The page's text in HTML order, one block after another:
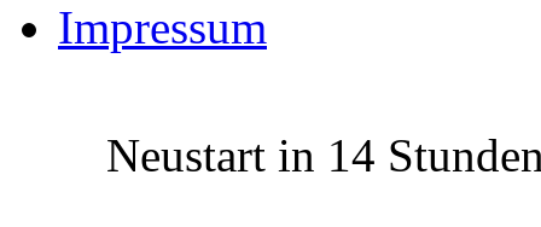
Impressum
Neustart in 14 Stunden